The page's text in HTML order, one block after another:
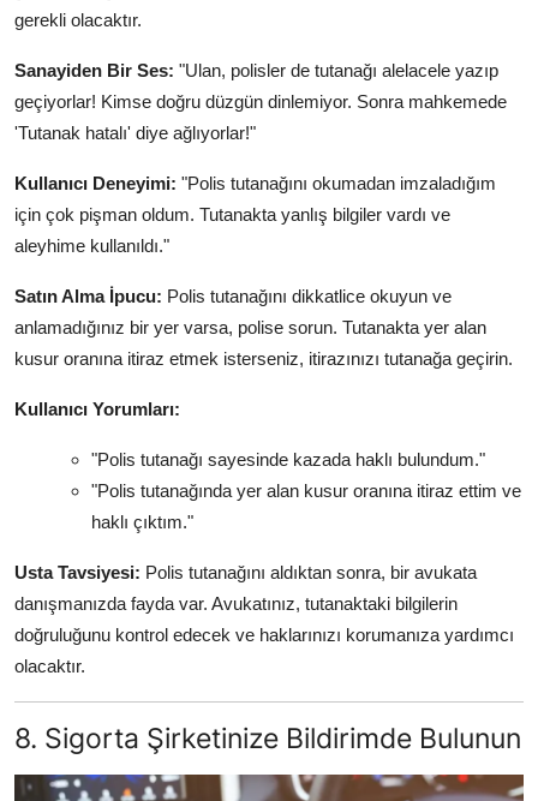
gerekli olacaktır.
Sanayiden Bir Ses: "Ulan, polisler de tutanağı alelacele yazıp
geçiyorlar! Kimse doğru düzgün dinlemiyor. Sonra mahkemede
'Tutanak hatalı' diye ağlıyorlar!"
Kullanıcı Deneyimi: "Polis tutanağını okumadan imzaladığım
için çok pişman oldum. Tutanakta yanlış bilgiler vardı ve
aleyhime kullanıldı."
Satın Alma İpucu: Polis tutanağını dikkatlice okuyun ve
anlamadığınız bir yer varsa, polise sorun. Tutanakta yer alan
kusur oranına itiraz etmek isterseniz, itirazınızı tutanağa geçirin.
Kullanıcı Yorumları:
"Polis tutanağı sayesinde kazada haklı bulundum."
"Polis tutanağında yer alan kusur oranına itiraz ettim ve
haklı çıktım."
Usta Tavsiyesi: Polis tutanağını aldıktan sonra, bir avukata
danışmanızda fayda var. Avukatınız, tutanaktaki bilgilerin
doğruluğunu kontrol edecek ve haklarınızı korumanıza yardımcı
olacaktır.
8. Sigorta Şirketinize Bildirimde Bulunun